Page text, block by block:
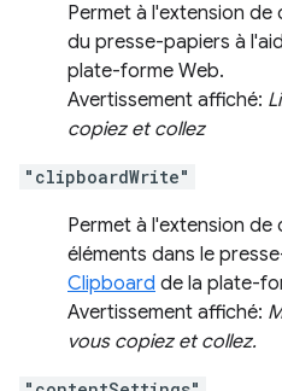
Permet à l'extension
du presse-papiers à
plate-forme Web.
Avertissement affiché:
copiez et collez
"clipboardWrite"
Permet à l'extension
éléments dans le
Clipboard de la plate-
Avertissement affiché:
vous copiez et collez.